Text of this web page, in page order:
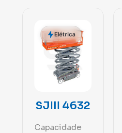
Elétrica
SJIII 4632
Capacidade